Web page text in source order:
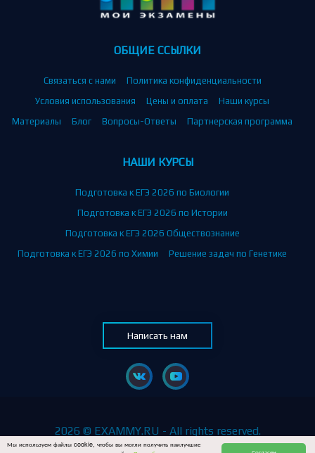
Мы используем файлы cookie, чтобы вы могли получить наилучшие
ОБЩИЕ ССЫЛКИ
Связаться с нами
Политика конфиденциальности
Условия использования
Цены и оплата
Наши курсы
Материалы
Блог Вопросы-Ответы Партнерская программа
НАШИ КУРСЫ
Подготовка к ЕГЭ 2026 по Биологии
Подготовка к ЕГЭ 2026 по Истории
Подготовка к ЕГЭ 2026 Обществознание
Подготовка к ЕГЭ 2026 по Химии
Решение задач по Генетике
Написать нам
2026 © EXAMMY.RU - All rights reserved.